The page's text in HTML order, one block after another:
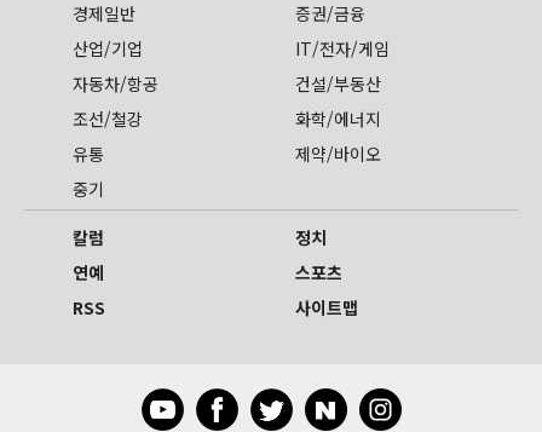
경제일반
증권/금융
산업/기업
IT/전자/게임
자동차/항공
건설/부동산
조선/철강
화학/에너지
유통
제약/바이오
중기
칼럼
정치
연예
스포츠
RSS
사이트맵